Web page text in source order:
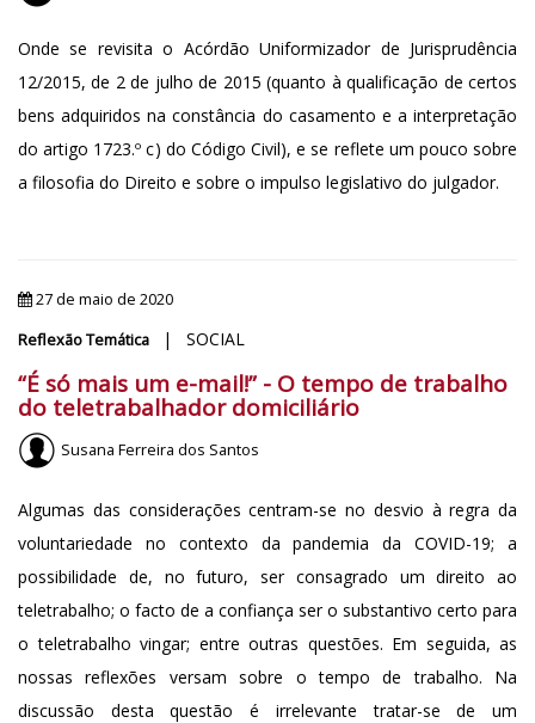
Onde se revisita o Acórdão Uniformizador de Jurisprudência
12/2015, de 2 de julho de 2015 (quanto à qualificação de certos
bens adquiridos na constância do casamento e a interpretação
do artigo 1723.º c) do Código Civil), e se reflete um pouco sobre
a filosofia do Direito e sobre o impulso legislativo do julgador.
27 de maio de 2020
Reflexão Temática
| SOCIAL
“É só mais um e-mail!” - O tempo de trabalho
do teletrabalhador domiciliário
Susana Ferreira dos Santos
Algumas das considerações centram-se no desvio à regra da
voluntariedade no contexto da pandemia da COVID-19; a
possibilidade de, no futuro, ser consagrado um direito ao
teletrabalho; o facto de a confiança ser o substantivo certo para
o teletrabalho vingar; entre outras questões. Em seguida, as
nossas reflexões versam sobre o tempo de trabalho. Na
discussão desta questão é irrelevante tratar-se de um